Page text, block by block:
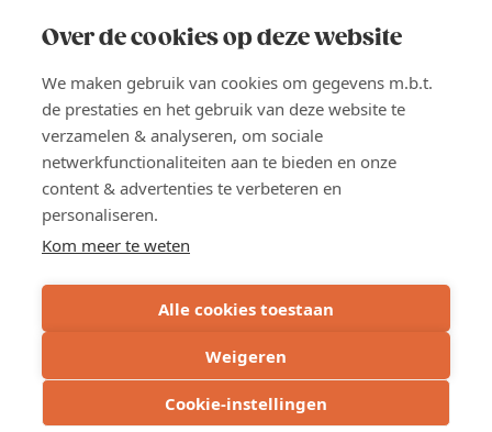
Over de cookies op deze website
We maken gebruik van cookies om gegevens m.b.t.
de prestaties en het gebruik van deze website te
verzamelen & analyseren, om sociale
netwerkfunctionaliteiten aan te bieden en onze
content & advertenties te verbeteren en
personaliseren.
Kom meer te weten
Alle cookies toestaan
Weigeren
Cookie-instellingen
02 229 81 11
EN
Word lid
Voka 2026
Privacyverklaring
Cookie verklaring
Cookie instellingen
BE 0413.673.821 - RPR: Brussel